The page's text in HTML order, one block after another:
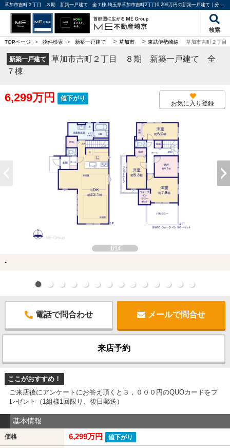
草加市吉町２丁目 ８期 新築一戸建て 全７棟 埼玉県草加市吉町2丁目6,299万円の新築一戸建て｜分譲住宅や新築物件｜ME不動産埼京
検索
TOPページ > 物件検索 > 新築一戸建て > 草加市 > 東武伊勢崎線 草加市吉町２丁
新築一戸建て
草加市吉町２丁目 ８期 新築一戸建て 全
７棟
6,299万円 値下がり
お気に入り登録
1/14
-
電話で問合わせ メールで問合せ
来店予約
ここがおすすめ！
ご来店後にアンケートにお答え頂くと３，０００円のQUOカードをプ
レゼント（1組様1回限り、後日郵送）
基本情報
価格 6,299万円 値下がり